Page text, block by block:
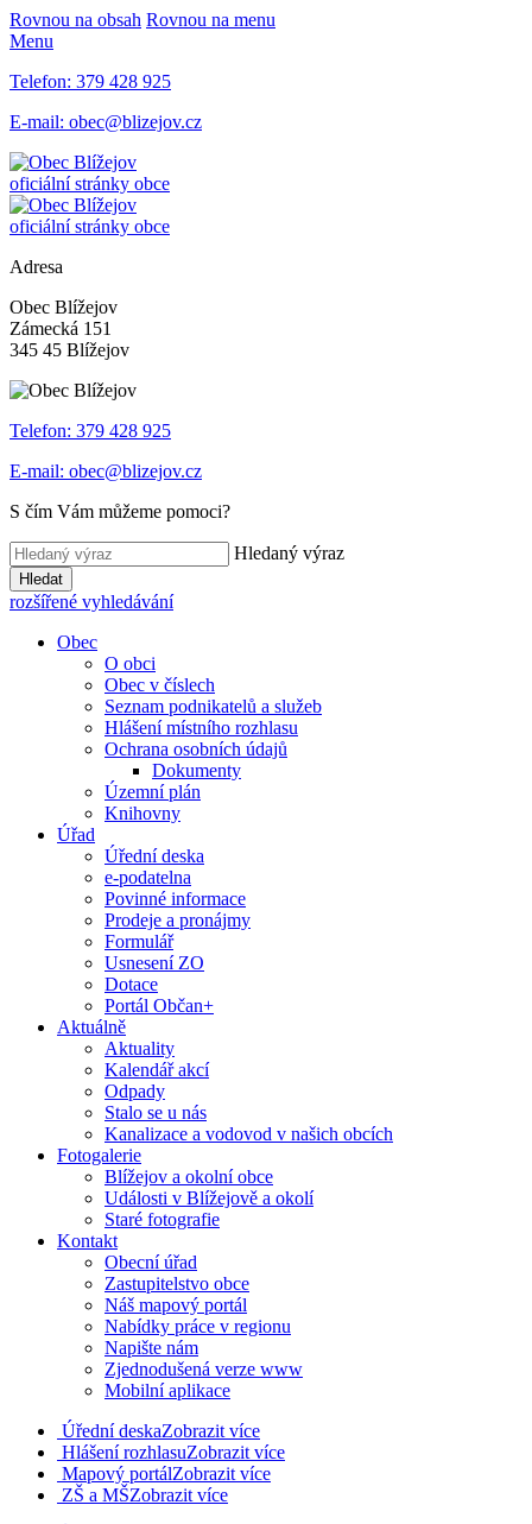
Rovnou na obsah Rovnou na menu
Menu
Telefon: 379 428 925
E-mail: obec@blizejov.cz
oficiální stránky obce
oficiální stránky obce
Adresa
Obec Blížejov
Zámecká 151
345 45 Blížejov
Telefon: 379 428 925
E-mail: obec@blizejov.cz
S čím Vám můžeme pomoci?
Hledaný výraz
Hledat
rozšířené vyhledávání
Obec
O obci
Obec v číslech
Seznam podnikatelů a služeb
Hlášení místního rozhlasu
Ochrana osobních údajů
Dokumenty
Územní plán
Knihovny
Úřad
Úřední deska
e-podatelna
Povinné informace
Prodeje a pronájmy
Formulář
Usnesení ZO
Dotace
Portál Občan+
Aktuálně
Aktuality
Kalendář akcí
Odpady
Stalo se u nás
Kanalizace a vodovod v našich obcích
Fotogalerie
Blížejov a okolní obce
Události v Blížejově a okolí
Staré fotografie
Kontakt
Obecní úřad
Zastupitelstvo obce
Náš mapový portál
Nabídky práce v regionu
Napište nám
Zjednodušená verze www
Mobilní aplikace
Úřední deskaZobrazit více
Hlášení rozhlasuZobrazit více
Mapový portálZobrazit více
ZŠ a MŠZobrazit více